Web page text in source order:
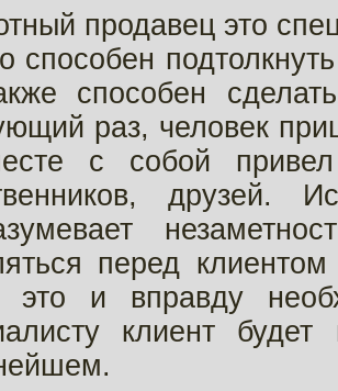
продавец это
способен
способен
раз, человек
с собой
друзей.
перед
это и вправду
клиент